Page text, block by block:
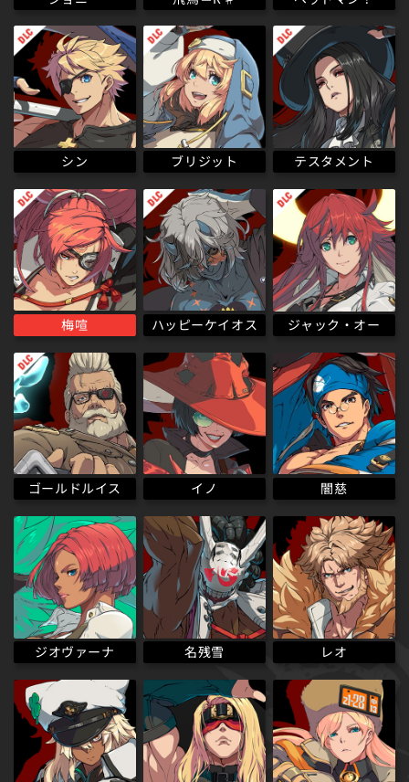
シン ブリジット テスタメント
梅喧 ハッピーケイオス ジャック・オー
ゴールドルイス イノ 闇慈
ジオヴァーナ 名残雪 レオ